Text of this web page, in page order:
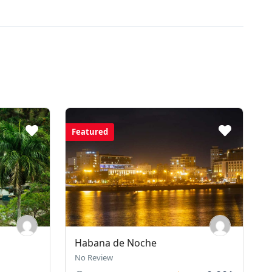
Featured
Habana de Noche
No Review